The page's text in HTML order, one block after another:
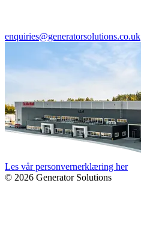
enquiries@generatorsolutions.co.uk
Les vår personvernerklæring her
© 2026 Generator Solutions